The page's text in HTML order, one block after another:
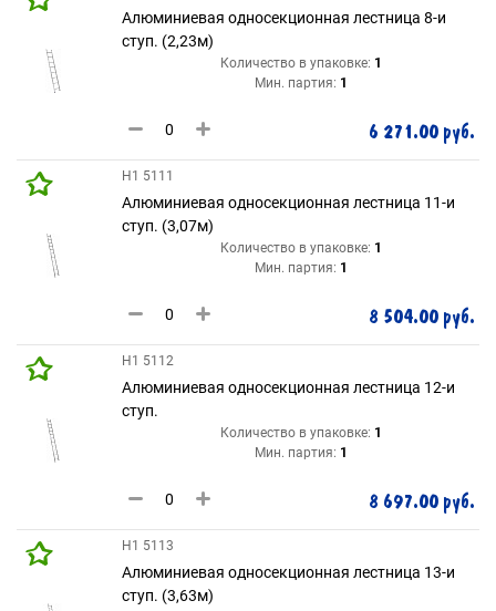
Алюминиевая односекционная лестница 8-и
ступ. (2,23м)
Количество в упаковке: 1
Мин. партия: 1
6 271.00 руб.
H1 5111
Алюминиевая односекционная лестница 11-и
ступ. (3,07м)
Количество в упаковке: 1
Мин. партия: 1
8 504.00 руб.
H1 5112
Алюминиевая односекционная лестница 12-и
ступ.
Количество в упаковке: 1
Мин. партия: 1
8 697.00 руб.
H1 5113
Алюминиевая односекционная лестница 13-и
ступ. (3,63м)